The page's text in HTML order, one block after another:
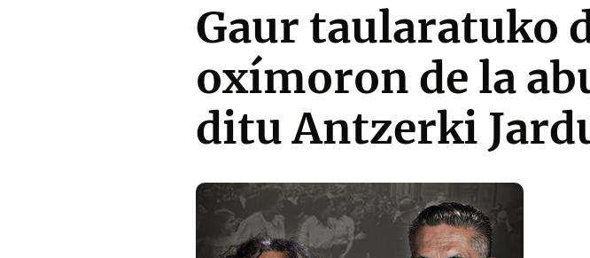
Gaur taularatuko
oxímoron de la
ditu Antzerki